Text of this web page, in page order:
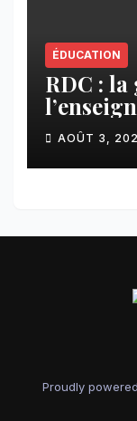
ÉDUCATION
RDC :
vision
Félix
par une
AOÛT 3,
Proudly